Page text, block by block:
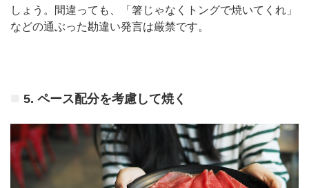
しょう。間違っても、「箸じゃなくトングで焼いてくれ」
などの通ぶった勘違い発言は厳禁です。
5. ペース配分を考慮して焼く